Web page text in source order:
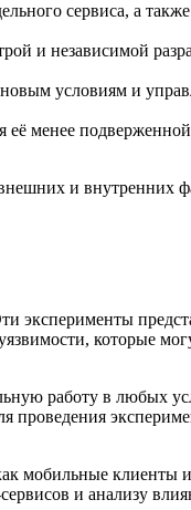
сервиса, а
и независимой
условиям и
её менее
и внутренних
эксперименты
которые
работу в любых
проведения
мобильные клиенты
и анализу